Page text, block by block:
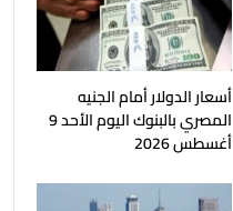
أسعار الدولار أمام الجنيه
المصري بالبنوك اليوم الأحد 9
أغسطس 2026